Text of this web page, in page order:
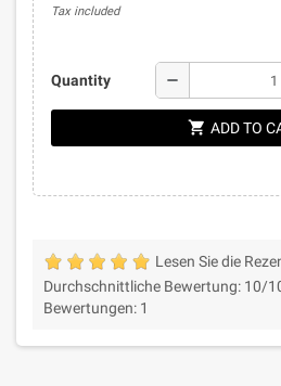
Tax included
Quantity remove
shopping_cart ADD TO
Lesen Sie die
Durchschnittliche Bewertung: 10/
Bewertungen: 1